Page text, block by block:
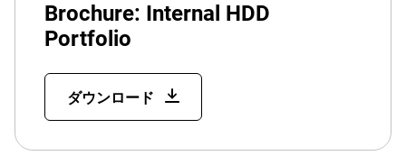
Brochure: Internal HDD
Portfolio
ダウンロード